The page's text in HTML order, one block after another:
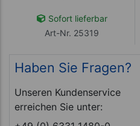
Sofort lieferbar
Art-Nr. 25319
Haben Sie Fragen?
Unseren Kundenservice
erreichen Sie unter: